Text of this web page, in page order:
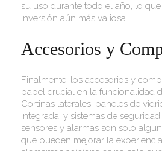
su uso durante todo el año, lo
inversión aún más valiosa.
Accesorios y
Finalmente, los accesorios y
papel crucial en la funcionalidad
Cortinas laterales, paneles de
integrada, y sistemas de
sensores y alarmas son solo
que pueden mejorar la